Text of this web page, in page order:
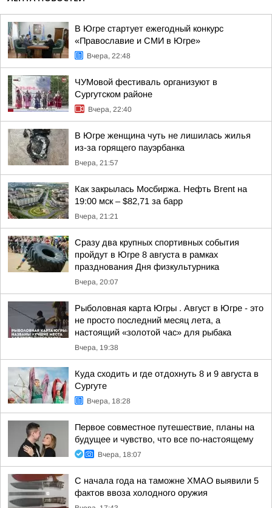
В Югре стартует ежегодный конкурс
«Православие и СМИ в Югре»
Вчера, 22:48
ЧУМовой фестиваль организуют в
Сургутском районе
Вчера, 22:40
В Югре женщина чуть не лишилась жилья
из-за горящего пауэрбанка
Вчера, 21:57
Как закрылась Мосбиржа. Нефть Brent на
19:00 мск – $82,71 за барр
Вчера, 21:21
Сразу два крупных спортивных события
пройдут в Югре 8 августа в рамках
празднования Дня физкультурника
Вчера, 20:07
Рыболовная карта Югры . Август в Югре - это
не просто последний месяц лета, а
настоящий «золотой час» для рыбака
Вчера, 19:38
Куда сходить и где отдохнуть 8 и 9 августа в
Сургуте
Вчера, 18:28
Первое совместное путешествие, планы на
будущее и чувство, что все по-настоящему
Вчера, 18:07
С начала года на таможне ХМАО выявили 5
фактов ввоза холодного оружия